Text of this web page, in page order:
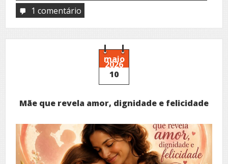
1 comentário
poema
que
escrito
maio
2026
10
Mãe que revela amor, dignidade e felicidade